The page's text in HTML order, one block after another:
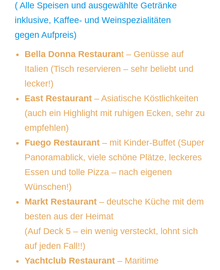
( Alle Speisen und ausgewählte Getränke
inklusive, Kaffee- und Weinspezialitäten
gegen Aufpreis)
Bella Donna Restaurant – Genüsse auf
Italien (Tisch reservieren – sehr beliebt und
lecker!)
East Restaurant – Asiatische Köstlichkeiten
(auch ein Highlight mit ruhigen Ecken, sehr zu
empfehlen)
Fuego Restaurant – mit Kinder-Buffet (Super
Panoramablick, viele schöne Plätze, leckeres
Essen und tolle Pizza – nach eigenen
Wünschen!)
Markt Restaurant – deutsche Küche mit dem
besten aus der Heimat
(Auf Deck 5 – ein wenig versteckt, lohnt sich
auf jeden Fall!!)
Yachtclub Restaurant – Maritime